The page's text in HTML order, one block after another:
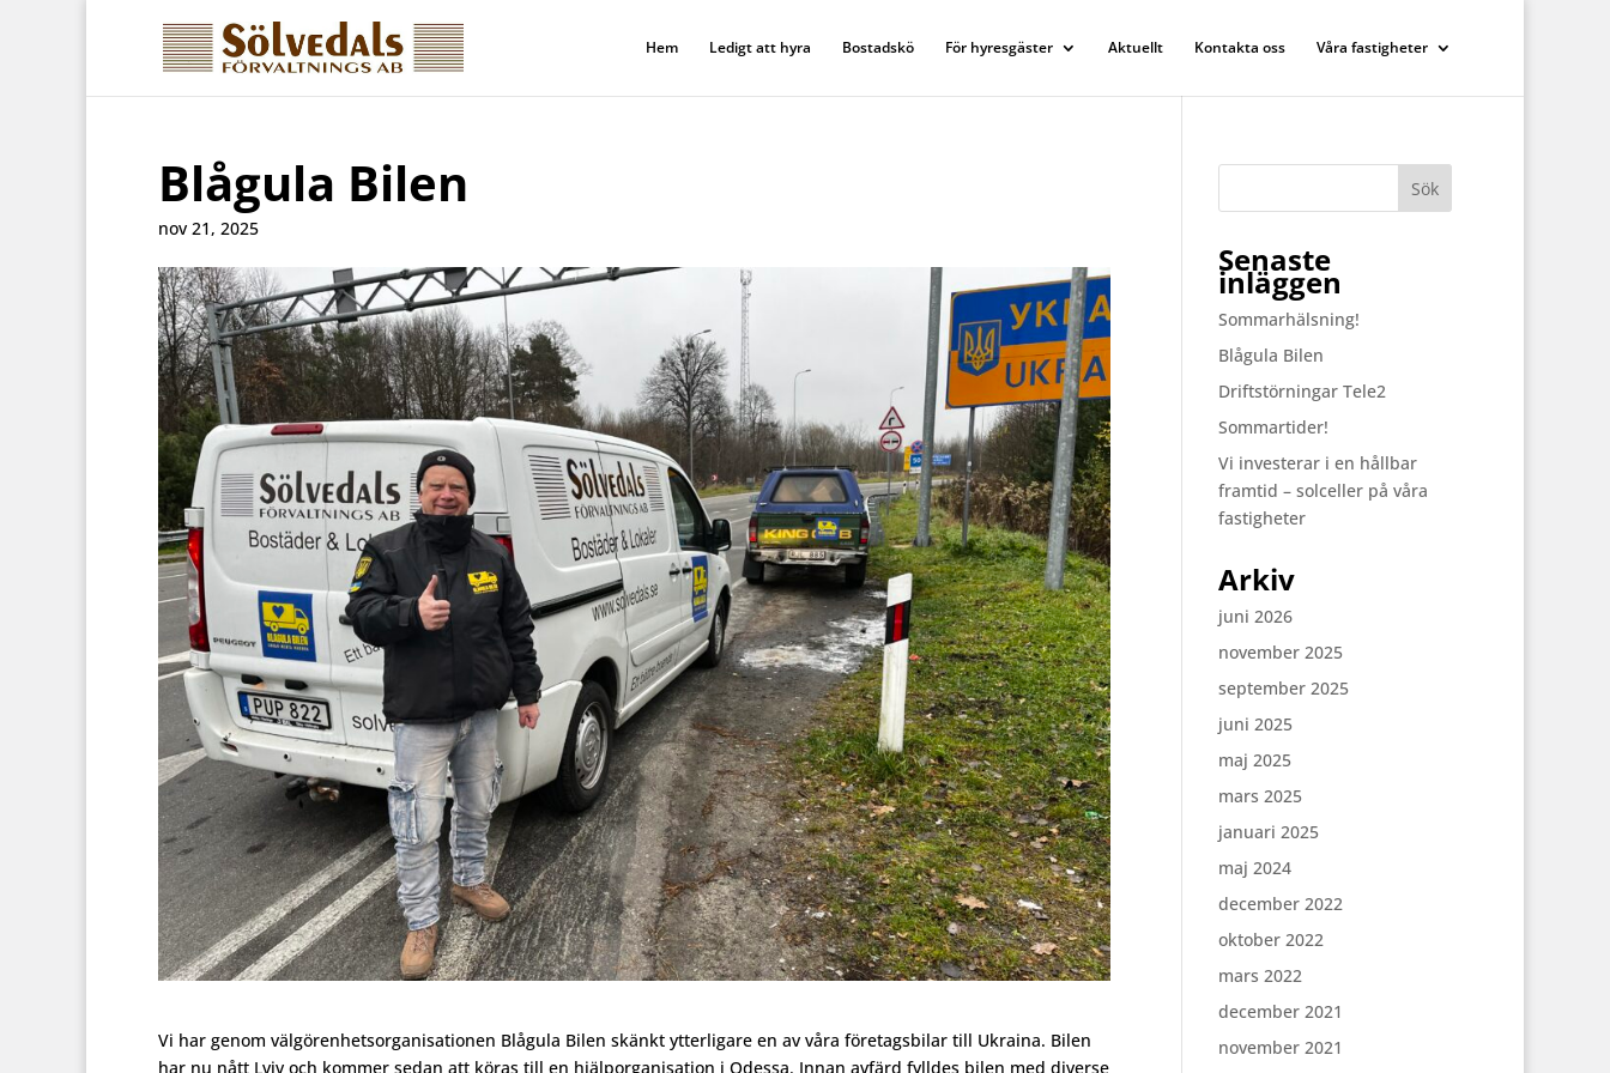
Hem Ledigt att hyra Bostadskö För hyresgäster Aktuellt Kontakta oss Våra fastigheter
Blågula Bilen
nov 21, 2025
Vi har genom välgörenhetsorganisationen Blågula Bilen skänkt ytterligare en av våra företagsbilar till Ukraina. Bilen
har nu nått Lviv och kommer sedan att köras till en hjälporganisation i Odessa. Innan avfärd fylldes bilen med diverse
Senaste
inläggen
Sommarhälsning!
Blågula Bilen
Driftstörningar Tele2
Sommartider!
Vi investerar i en hållbar
framtid – solceller på våra
fastigheter
Arkiv
juni 2026
november 2025
september 2025
juni 2025
maj 2025
mars 2025
januari 2025
maj 2024
december 2022
oktober 2022
mars 2022
december 2021
november 2021